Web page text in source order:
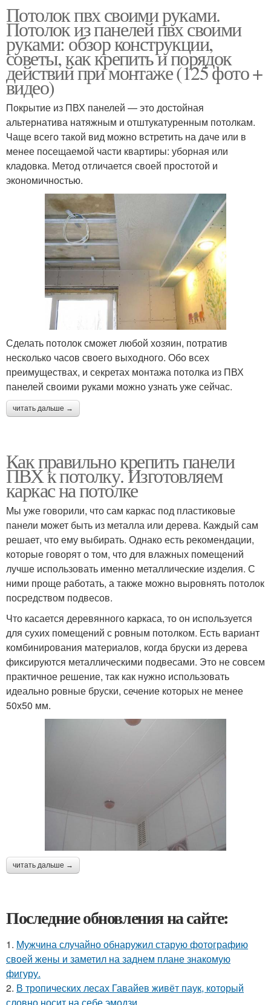
Потолок пвх своими руками.
Потолок из панелей пвх своими
руками: обзор конструкции,
советы, как крепить и порядок
действий при монтаже (125 фото +
видео)
Покрытие из ПВХ панелей — это достойная
альтернатива натяжным и отштукатуренным потолкам.
Чаще всего такой вид можно встретить на даче или в
менее посещаемой части квартиры: уборная или
кладовка. Метод отличается своей простотой и
экономичностью.
Сделать потолок сможет любой хозяин, потратив
несколько часов своего выходного. Обо всех
преимуществах, и секретах монтажа потолка из ПВХ
панелей своими руками можно узнать уже сейчас.
читать дальше →
Как правильно крепить панели
ПВХ к потолку. Изготовляем
каркас на потолке
Мы уже говорили, что сам каркас под пластиковые
панели может быть из металла или дерева. Каждый сам
решает, что ему выбирать. Однако есть рекомендации,
которые говорят о том, что для влажных помещений
лучше использовать именно металлические изделия. С
ними проще работать, а также можно выровнять потолок
посредством подвесов.
Что касается деревянного каркаса, то он используется
для сухих помещений с ровным потолком. Есть вариант
комбинирования материалов, когда бруски из дерева
фиксируются металлическими подвесами. Это не совсем
практичное решение, так как нужно использовать
идеально ровные бруски, сечение которых не менее
50х50 мм.
читать дальше →
Последние обновления на сайте:
1. Мужчина случайно обнаружил старую фотографию
своей жены и заметил на заднем плане знакомую
фигуру.
2. В тропических лесах Гавайев живёт паук, который